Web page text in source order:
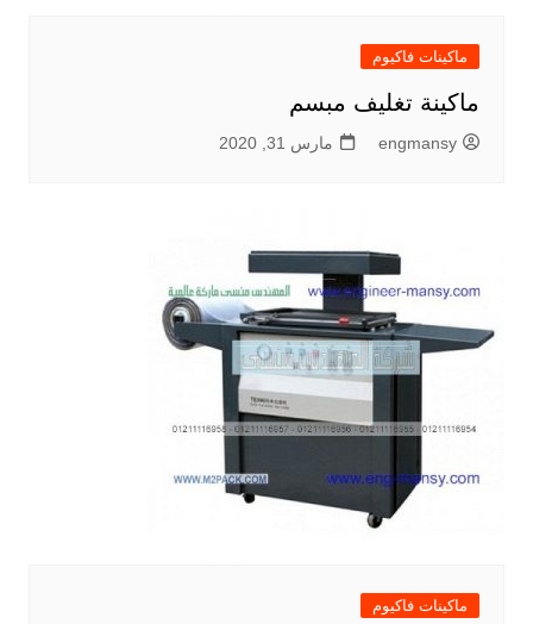
ماكينات فاكيوم
ماكينة تغليف مبسم
engmansy مارس 31, 2020
ماكينات فاكيوم